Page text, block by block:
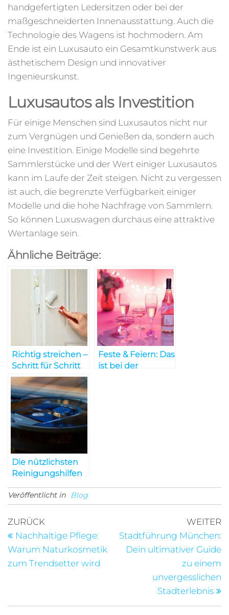
handgefertigten Ledersitzen oder bei der
maßgeschneiderten Innenausstattung. Auch die
Technologie des Wagens ist hochmodern. Am
Ende ist ein Luxusauto ein Gesamtkunstwerk aus
ästhetischem Design und innovativer
Ingenieurskunst.
Luxusautos als Investition
Für einige Menschen sind Luxusautos nicht nur
zum Vergnügen und Genießen da, sondern auch
eine Investition. Einige Modelle sind begehrte
Sammlerstücke und der Wert einiger Luxusautos
kann im Laufe der Zeit steigen. Nicht zu vergessen
ist auch, die begrenzte Verfügbarkeit einiger
Modelle und die hohe Nachfrage von Sammlern.
So können Luxuswagen durchaus eine attraktive
Wertanlage sein.
Ähnliche Beiträge:
Richtig streichen –
Schritt für Schritt
Feste & Feiern: Das
ist bei der
Die nützlichsten
Reinigungshilfen
Veröffentlicht in Blog
Beitragsnavigation
Vorheriger
Beitrag
ZURÜCK
Nachhaltige Pflege:
Warum Naturkosmetik
zum Trendsetter wird
WEITER
Stadtführung München:
Dein ultimativer Guide
zu einem
unvergesslichen
Stadterlebnis